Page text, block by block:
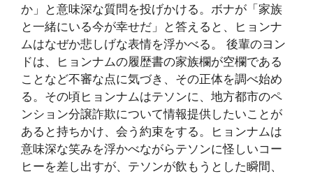
か」と意味深な質問を投げかける。ボナが「家族
と一緒にいる今が幸せだ」と答えると、ヒョンナ
ムはなぜか悲しげな表情を浮かべる。 後輩のヨン
ドは、ヒョンナムの履歴書の家族欄が空欄である
ことなど不審な点に気づき、その正体を調べ始め
る。その頃ヒョンナムはテソンに、地方都市のペ
ンション分譲詐欺について情報提供したいことが
あると持ちかけ、会う約束をする。ヒョンナムは
意味深な笑みを浮かべながらテソンに怪しいコー
ヒーを差し出すが、テソンが飲もうとした瞬間、